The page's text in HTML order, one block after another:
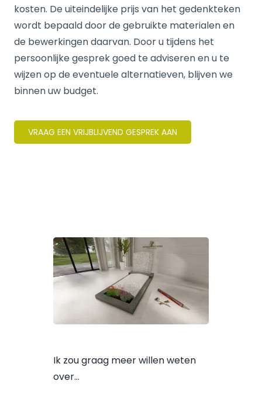
kosten. De uiteindelijke prijs van het gedenkteken
wordt bepaald door de gebruikte materialen en
de bewerkingen daarvan. Door u tijdens het
persoonlijke gesprek goed te adviseren en u te
wijzen op de eventuele alternatieven, blijven we
binnen uw budget.
VRAAG EEN VRIJBLIJVEND GESPREK AAN
Ik zou graag meer willen weten
over…